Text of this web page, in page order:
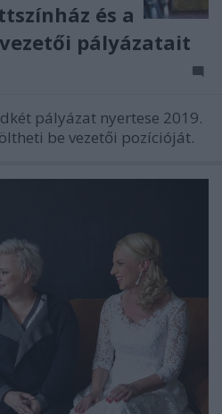
és a
pályázatait
pályázat nyertese 2019.
be vezetői pozícióját.